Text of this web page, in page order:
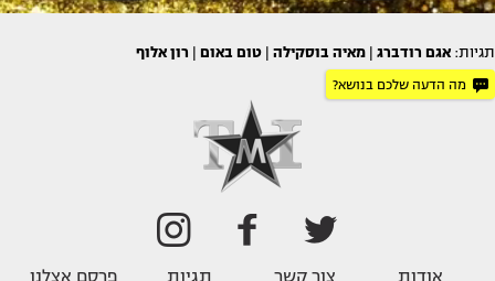
תגיות: אגם רודברג מאיה בוסקילה טום באום רון אלוף
מה הדעה שלכם בנושא?
אודות צור קשר תגיות פרסם אצלנו